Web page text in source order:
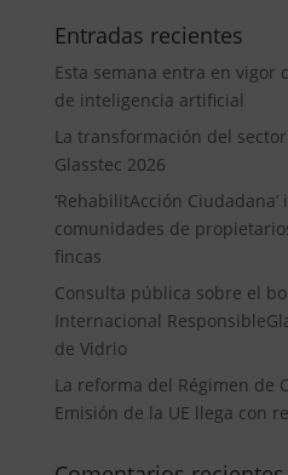
Entradas recientes
Esta semana entra en vigor
de inteligencia artificial
La transformación del
Glasstec 2026
‘RehabilitAcción
comunidades de
fincas
Consulta pública sobre el
Internacional
de Vidrio
La reforma del Régimen de
Emisión de la UE llega con